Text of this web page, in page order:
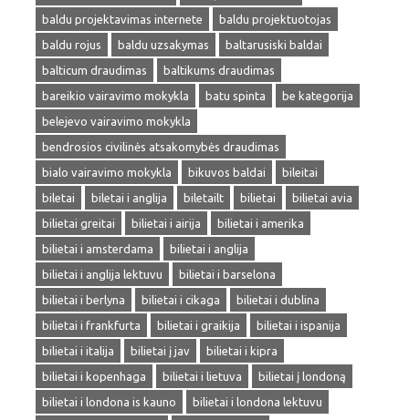
baldu projektavimas internete
baldu projektuotojas
baldu rojus
baldu uzsakymas
baltarusiski baldai
balticum draudimas
baltikums draudimas
bareikio vairavimo mokykla
batu spinta
be kategorija
belejevo vairavimo mokykla
bendrosios civilinės atsakomybės draudimas
bialo vairavimo mokykla
bikuvos baldai
bileitai
biletai
biletai i anglija biletailt bilietai
bilietai avia
bilietai greitai
bilietai i airija
bilietai i amerika
bilietai i amsterdama
bilietai i anglija
bilietai i anglija lektuvu
bilietai i barselona
bilietai i berlyna
bilietai i cikaga
bilietai i dublina
bilietai i frankfurta
bilietai i graikija
bilietai i ispanija
bilietai i italija
bilietai į jav
bilietai i kipra
bilietai i kopenhaga
bilietai i lietuva
bilietai į londoną
bilietai i londona is kauno
bilietai i londona lektuvu